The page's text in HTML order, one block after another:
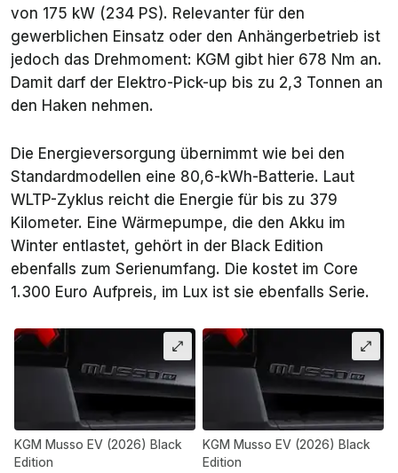
von 175 kW (234 PS). Relevanter für den
gewerblichen Einsatz oder den Anhängerbetrieb ist
jedoch das Drehmoment: KGM gibt hier 678 Nm an.
Damit darf der Elektro-Pick-up bis zu 2,3 Tonnen an
den Haken nehmen.
Die Energieversorgung übernimmt wie bei den
Standardmodellen eine 80,6-kWh-Batterie. Laut
WLTP-Zyklus reicht die Energie für bis zu 379
Kilometer. Eine Wärmepumpe, die den Akku im
Winter entlastet, gehört in der Black Edition
ebenfalls zum Serienumfang. Die kostet im Core
1.300 Euro Aufpreis, im Lux ist sie ebenfalls Serie.
KGM Musso EV (2026) Black
Edition
KGM Musso EV (2026) Black
Edition